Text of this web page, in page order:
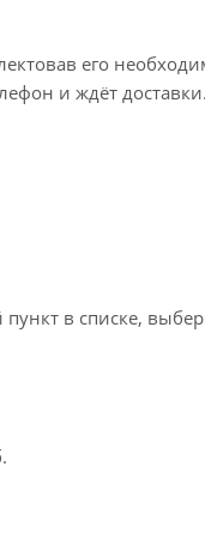
его
и ждёт доставки.
в списке,